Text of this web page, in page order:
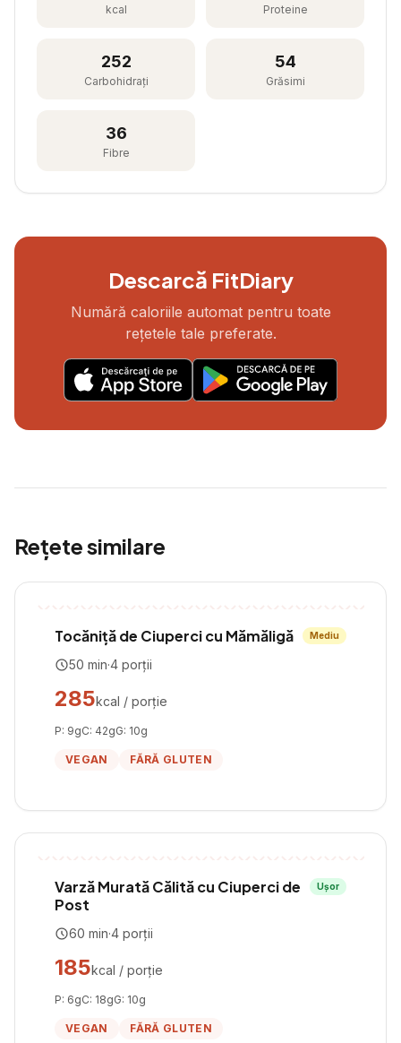
kcal Proteine
252
Carbohidrați
54
Grăsimi
36
Fibre
Descarcă FitDiary
Numără caloriile automat pentru toate
rețetele tale preferate.
Rețete similare
Tocăniță de Ciuperci cu Mămăligă Mediu
50 min·4 porții
285kcal / porție
P: 9gC: 42gG: 10g
VEGAN FĂRĂ GLUTEN
Varză Murată Călită cu Ciuperci de
Post
Ușor
60 min·4 porții
185kcal / porție
P: 6gC: 18gG: 10g
VEGAN FĂRĂ GLUTEN